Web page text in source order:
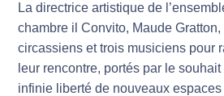
La directrice artistique de
chambre il Convito, Maude
circassiens et trois musiciens pour
leur rencontre, portés par le
infinie liberté de nouveaux